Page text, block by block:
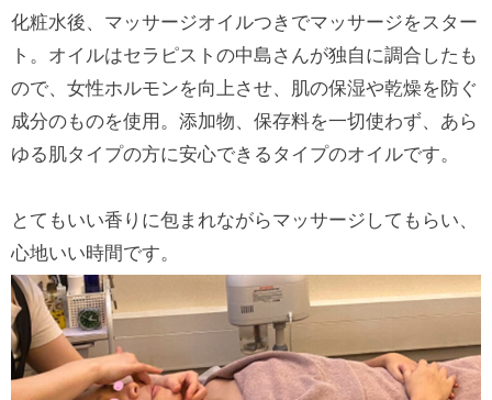
化粧水後、マッサージオイルつきでマッサージをスター
ト。オイルはセラピストの中島さんが独自に調合したも
ので、女性ホルモンを向上させ、肌の保湿や乾燥を防ぐ
成分のものを使用。添加物、保存料を一切使わず、あら
ゆる肌タイプの方に安心できるタイプのオイルです。
とてもいい香りに包まれながらマッサージしてもらい、
心地いい時間です。